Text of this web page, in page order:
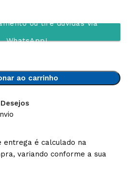
ou tire dúvidas via
WhatsApp!
ao carrinho
entrega é calculado na
variando conforme a sua